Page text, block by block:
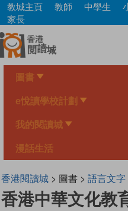
Skip
main
content
教城主頁 教師 中學生
家長
圖書
e悅讀學校計劃
我的閱讀城
漫話生活
香港閱讀城> 圖書 > 語言文字
香港中華文化教